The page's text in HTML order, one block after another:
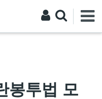
봉투법 모